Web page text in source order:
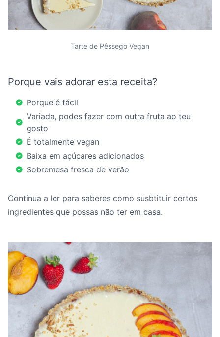
Tarte de Pêssego Vegan
Porque vais adorar esta receita?
Porque é fácil
Variada, podes fazer com outra fruta ao teu
gosto
É totalmente vegan
Baixa em açúcares adicionados
Sobremesa fresca de verão
Continua a ler para saberes como susbtituir certos
ingredientes que possas não ter em casa.